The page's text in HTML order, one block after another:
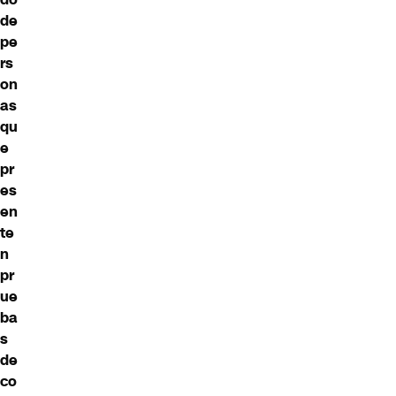
de
pe
rs
on
as
qu
e
pr
es
en
te
n
pr
ue
ba
s
de
co